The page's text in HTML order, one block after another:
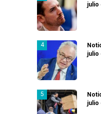
julio
julio
julio